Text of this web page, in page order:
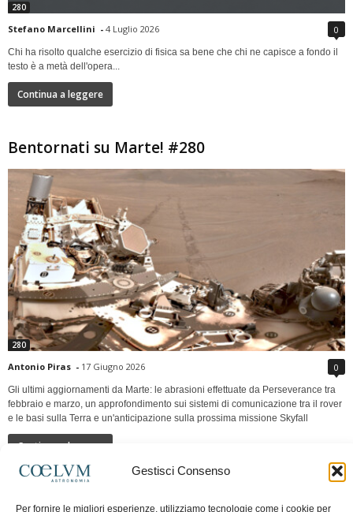
Gestisci Consenso
Per fornire le migliori esperienze, utilizziamo tecnologie come i cookie per
280
Stefano Marcellini - 4 Luglio 2026 0
Chi ha risolto qualche esercizio di fisica sa bene che chi ne capisce a fondo il
testo è a metà dell'opera...
Continua a leggere
Bentornati su Marte! #280
280
Antonio Piras - 17 Giugno 2026 0
Gli ultimi aggiornamenti da Marte: le abrasioni effettuate da Perseverance tra
febbraio e marzo, un approfondimento sui sistemi di comunicazione tra il rover
e le basi sulla Terra e un'anticipazione sulla prossima missione Skyfall
Continua a leggere